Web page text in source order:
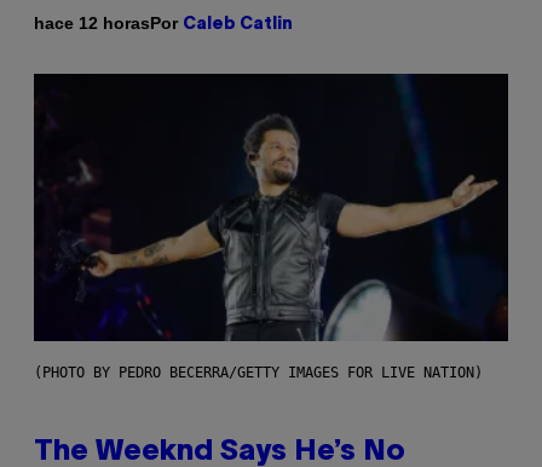
hace 12 horasPor Caleb Catlin
(PHOTO BY PEDRO BECERRA/GETTY IMAGES FOR LIVE NATION)
The Weeknd Says He’s No